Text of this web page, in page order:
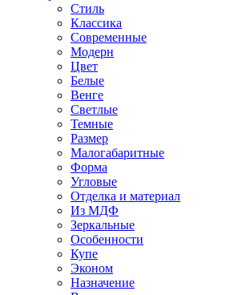
Стиль
Классика
Современные
Модерн
Цвет
Белые
Венге
Светлые
Темные
Размер
Малогабаритные
Форма
Угловые
Отделка и материал
Из МДФ
Зеркальные
Особенности
Купе
Эконом
Назначение